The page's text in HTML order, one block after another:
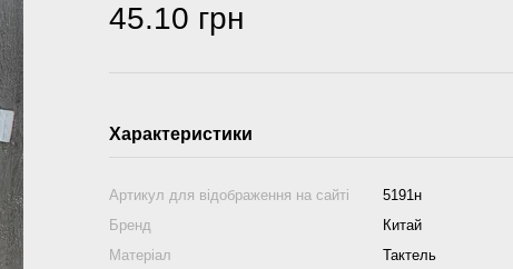
45.10 грн
Характеристики
Артикул для відображення на сайті
5191н
Бренд
Китай
Матеріал
Тактель